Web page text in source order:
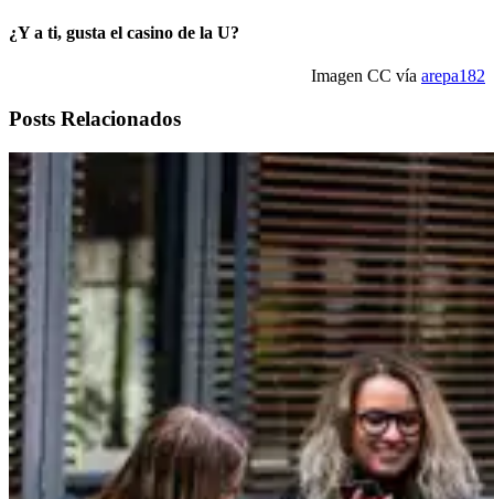
¿Y a ti, gusta el casino de la U?
Imagen CC vía arepa182
Posts Relacionados